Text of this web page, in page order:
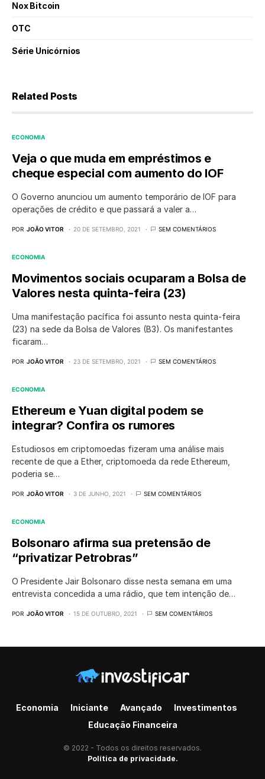
Nox Bitcoin
OTC
Série Unicórnios
Related Posts
ECONOMIA
Veja o que muda em empréstimos e
cheque especial com aumento do IOF
O Governo anunciou um aumento temporário de IOF para
operações de crédito e que passará a valer a…
POR JOÃO VITOR 20 DE SETEMBRO, 2021 SEM COMENTÁRIOS
ECONOMIA
Movimentos sociais ocuparam a Bolsa de
Valores nesta quinta-feira (23)
Uma manifestação pacífica foi assunto nesta quinta-feira
(23) na sede da Bolsa de Valores (B3). Os manifestantes
ficaram…
POR JOÃO VITOR 23 DE SETEMBRO, 2021 SEM COMENTÁRIOS
ECONOMIA
Ethereum e Yuan digital podem se
integrar? Confira os rumores
Estudiosos em criptomoedas fizeram uma análise mais
recente de que a Ether, criptomoeda da rede Ethereum,
poderia se…
POR JOÃO VITOR 3 DE JUNHO, 2021 SEM COMENTÁRIOS
ECONOMIA
Bolsonaro afirma sua pretensão de
“privatizar Petrobras”
O Presidente Jair Bolsonaro disse nesta semana em uma
entrevista concedida a uma rádio, que tem intenção de…
POR JOÃO VITOR 15 DE OUTUBRO, 2021 SEM COMENTÁRIOS
Economia Iniciante Avançado
Investimentos
Educação Financeira
© 2022 - Todos os direitos reservados.
Política de privacidade.